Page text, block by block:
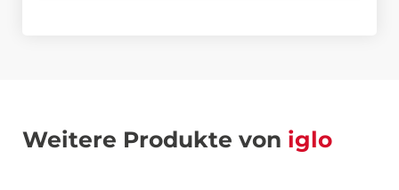
Weitere Produkte von iglo